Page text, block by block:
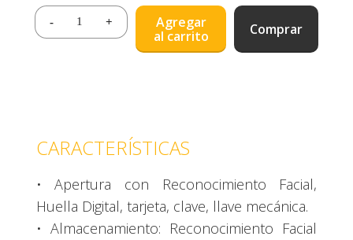
Agregar
al carrito
Comprar
CARACTERÍSTICAS
• Apertura con Reconocimiento Facial,
Huella Digital, tarjeta, clave, llave mecánica.
• Almacenamiento: Reconocimiento Facial